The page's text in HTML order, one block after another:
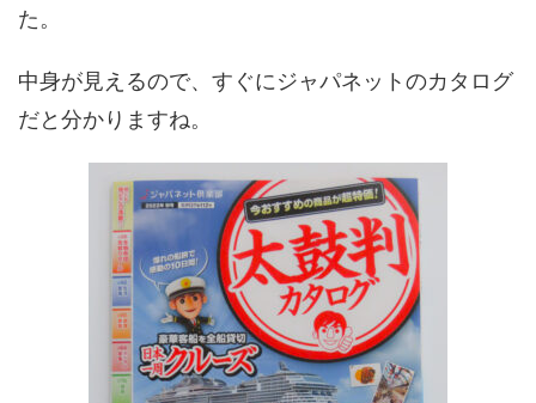
た。
中身が見えるので、すぐにジャパネットのカタログ
だと分かりますね。